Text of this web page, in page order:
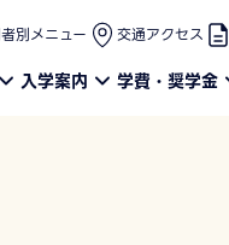
文へ
別メニュー 交通アクセス
入学案内 学費・奨学金